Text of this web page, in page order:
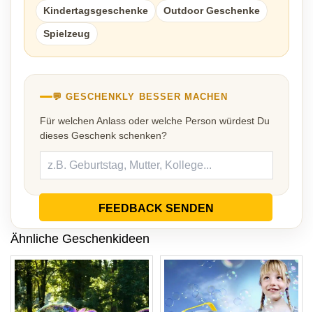
Kindertagsgeschenke Outdoor Geschenke
Spielzeug
💬 GESCHENKLY BESSER MACHEN
Für welchen Anlass oder welche Person würdest Du
dieses Geschenk schenken?
FEEDBACK SENDEN
Ähnliche Geschenkideen